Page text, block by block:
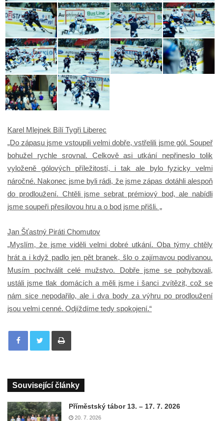
Karel Mlejnek Bílí Tygři Liberec
„Do zápasu jsme vstoupili velmi dobře, vstřelili jsme gól. Soupeř
bohužel rychle srovnal. Celkově asi utkání nepřineslo tolik
vyloženě gólových příležitostí, i tak ale bylo fyzicky velmi
náročné. Nakonec jsme byli rádi, že jsme zápas dotáhli alespoň
do prodloužení. Chtěli jsme sebrat prémiový bod, ale nabídli
jsme soupeři přesilovou hru a o bod jsme přišli. „
Jan Šťastný Piráti Chomutov
„Myslím, že jsme viděli velmi dobré utkání. Oba týmy chtěly
hrát a i když padlo jen pět branek, šlo o zajímavou podívanou.
Musím pochválit celé mužstvo. Dobře jsme se pohybovali,
ustáli jsme tlak domácích a měli jsme i šanci zvítězit, což se
nám sice nepodařilo, ale i dva body za výhru po prodloužení
jsou velmi cenné. Odjíždíme tedy spokojení.“
Tisknout
Související články
Příměstský tábor 13. – 17. 7. 2026
20. 7. 2026